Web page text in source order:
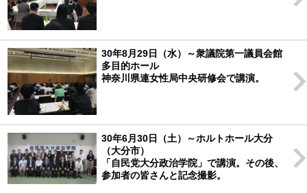
30年8月29日（水）～衆議院第一議員会館
多目的ホール
神奈川県連女性局中央研修会で講演。
30年6月30日（土）～ホルトホール大分
（大分市）
「自民党大分政治学院」で講演。その後、
参加者の皆さんと記念撮影。